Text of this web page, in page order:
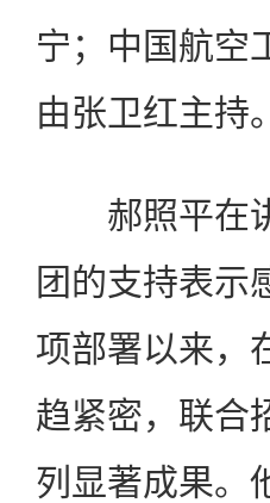
宁；中国航空
由张卫红主持。
郝照平在讲
团的支持表示
项部署以来，
趋紧密，联合
列显著成果。